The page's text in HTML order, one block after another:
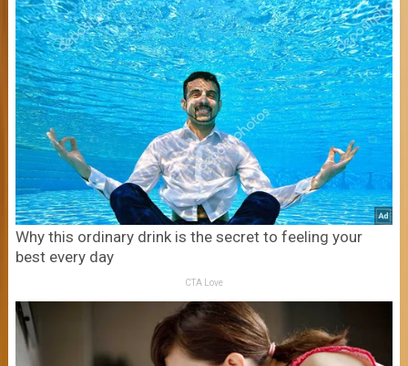
Why this ordinary drink is the secret to feeling your
best every day
CTA Love